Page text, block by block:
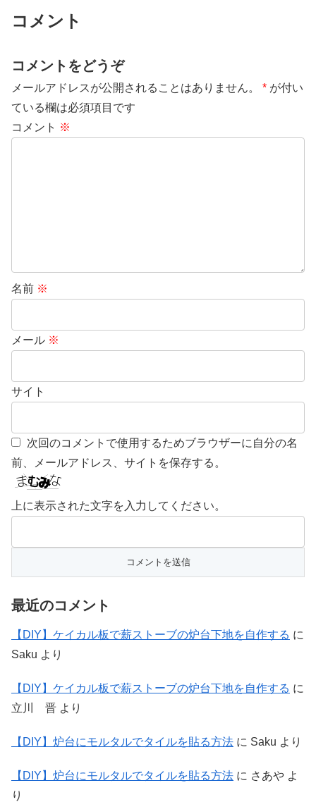
コメント
コメントをどうぞ
メールアドレスが公開されることはありません。 * が付い
ている欄は必須項目です
コメント ※
名前 ※
メール ※
サイト
次回のコメントで使用するためブラウザーに自分の名
前、メールアドレス、サイトを保存する。
上に表示された文字を入力してください。
最近のコメント
【DIY】ケイカル板で薪ストーブの炉台下地を自作する に
Saku より
【DIY】ケイカル板で薪ストーブの炉台下地を自作する に
立川 晋 より
【DIY】炉台にモルタルでタイルを貼る方法 に Saku より
【DIY】炉台にモルタルでタイルを貼る方法 に さあや よ
り